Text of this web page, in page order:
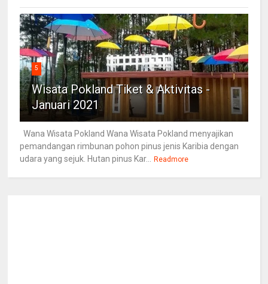
5
Wisata Pokland Tiket & Aktivitas -
Januari 2021
Wana Wisata Pokland Wana Wisata Pokland menyajikan
pemandangan rimbunan pohon pinus jenis Karibia dengan
udara yang sejuk. Hutan pinus Kar...
Readmore